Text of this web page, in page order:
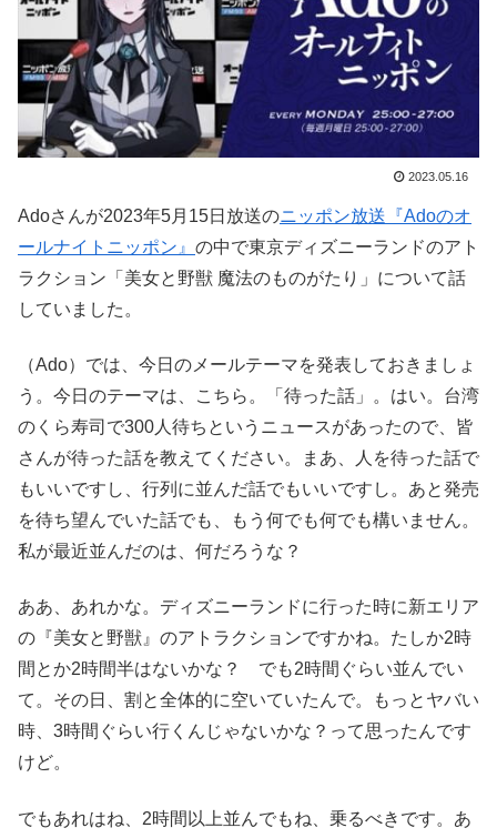
2023.05.16
Adoさんが2023年5月15日放送のニッポン放送『Adoのオ
ールナイトニッポン』 の中で東京ディズニーランドのアト
ラクション「美女と野獣 魔法のものがたり」について話
していました。
（Ado）では、今日のメールテーマを発表しておきましょ
う。今日のテーマは、こちら。「待った話」。はい。台湾
のくら寿司で300人待ちというニュースがあったので、皆
さんが待った話を教えてください。まあ、人を待った話で
もいいですし、行列に並んだ話でもいいですし。あと発売
を待ち望んでいた話でも、もう何でも何でも構いません。
私が最近並んだのは、何だろうな？
ああ、あれかな。ディズニーランドに行った時に新エリア
の『美女と野獣』のアトラクションですかね。たしか2時
間とか2時間半はないかな？ でも2時間ぐらい並んでい
て。その日、割と全体的に空いていたんで。もっとヤバい
時、3時間ぐらい行くんじゃないかな？って思ったんです
けど。
でもあれはね、2時間以上並んでもね、乗るべきです。あ